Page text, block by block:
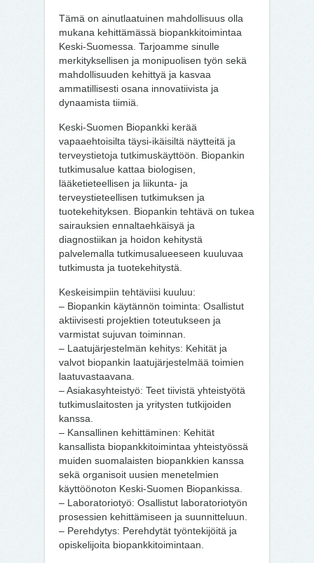
Tämä on ainutlaatuinen mahdollisuus olla
mukana kehittämässä biopankkitoimintaa
Keski-Suomessa. Tarjoamme sinulle
merkityksellisen ja monipuolisen työn sekä
mahdollisuuden kehittyä ja kasvaa
ammatillisesti osana innovatiivista ja
dynaamista tiimiä.
Keski-Suomen Biopankki kerää
vapaaehtoisilta täysi-ikäisiltä näytteitä ja
terveystietoja tutkimuskäyttöön. Biopankin
tutkimusalue kattaa biologisen,
lääketieteellisen ja liikunta- ja
terveystieteellisen tutkimuksen ja
tuotekehityksen. Biopankin tehtävä on tukea
sairauksien ennaltaehkäisyä ja
diagnostiikan ja hoidon kehitystä
palvelemalla tutkimusalueeseen kuuluvaa
tutkimusta ja tuotekehitystä.
Keskeisimpiin tehtäviisi kuuluu:
– Biopankin käytännön toiminta: Osallistut
aktiivisesti projektien toteutukseen ja
varmistat sujuvan toiminnan.
– Laatujärjestelmän kehitys: Kehität ja
valvot biopankin laatujärjestelmää toimien
laatuvastaavana.
– Asiakasyhteistyö: Teet tiivistä yhteistyötä
tutkimuslaitosten ja yritysten tutkijoiden
kanssa.
– Kansallinen kehittäminen: Kehität
kansallista biopankkitoimintaa yhteistyössä
muiden suomalaisten biopankkien kanssa
sekä organisoit uusien menetelmien
käyttöönoton Keski-Suomen Biopankissa.
– Laboratoriotyö: Osallistut laboratoriotyön
prosessien kehittämiseen ja suunnitteluun.
– Perehdytys: Perehdytät työntekijöitä ja
opiskelijoita biopankkitoimintaan.